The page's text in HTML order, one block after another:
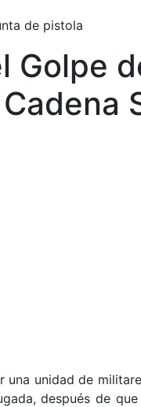
de pistola
Golpe
unidad de
después de